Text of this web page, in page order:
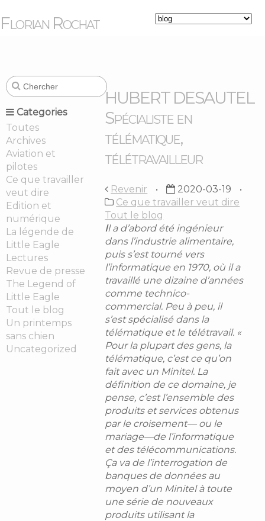
Florian Rochat
Categories
Toutes
Archives
Aviation et
pilotes
Ce que travailler
veut dire
Edition et
numérique
La légende de
Little Eagle
Lectures
Revue de presse
The Legend of
Little Eagle
Tout le blog
Un printemps
sans chien
Uncategorized
HUBERT DESAUTEL
Spécialiste en
télématique,
télétravailleur
Revenir
2020-03-19
Ce que travailler veut dire
Tout le blog
Il a d’abord été ingénieur
dans l’industrie alimentaire,
puis s’est tourné vers
l’informatique en 1970, où il a
travaillé une dizaine d’années
comme technico-
commercial. Peu à peu, il
s’est spécialisé dans la
télématique et le télétravail. «
Pour la plupart des gens, la
télématique, c’est ce qu’on
fait avec un Minitel. La
définition de ce domaine, je
pense, c’est l’ensemble des
produits et services obtenus
par le croisement— ou le
mariage—de l’informatique
et des télécommunications.
Ça va de l’interrogation de
banques de données au
moyen d’un Minitel à toute
une série de nouveaux
produits utilisant la